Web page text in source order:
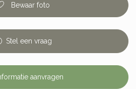
Bewaar foto
Stel een vraag
aanvragen